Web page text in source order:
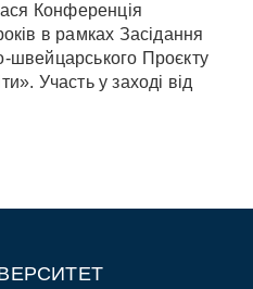
Конференція
в рамках Засідання
швейцарського Проєкту
Участь у заході від